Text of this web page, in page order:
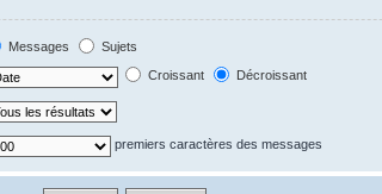
Messages
Sujets
Croissant Décroissant
premiers caractères des messages